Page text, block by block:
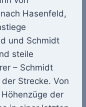
Hasenfeld,
und Schmidt
steile
– Schmidt
Strecke. Von
der